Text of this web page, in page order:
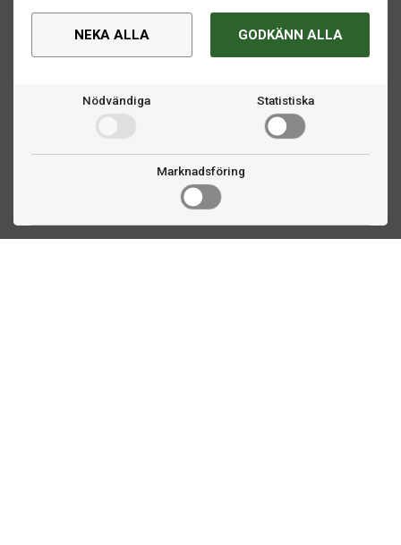
NEKA ALLA GODKÄNN ALLA
Nödvändiga Statistiska
Marknadsföring